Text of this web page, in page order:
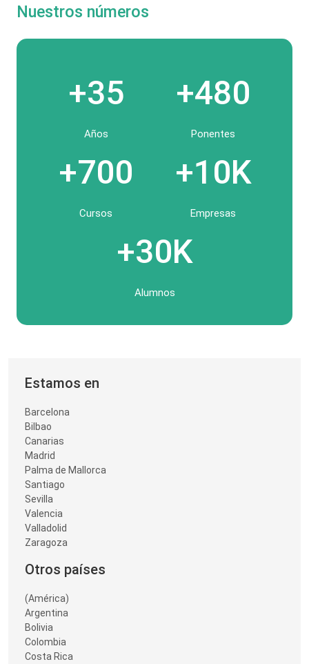
Nuestros números
+35
Años
+480
Ponentes
+700
Cursos
+10K
Empresas
+30K
Alumnos
Estamos en
Barcelona
Bilbao
Canarias
Madrid
Palma de Mallorca
Santiago
Sevilla
Valencia
Valladolid
Zaragoza
Otros países
(América)
Argentina
Bolivia
Colombia
Costa Rica